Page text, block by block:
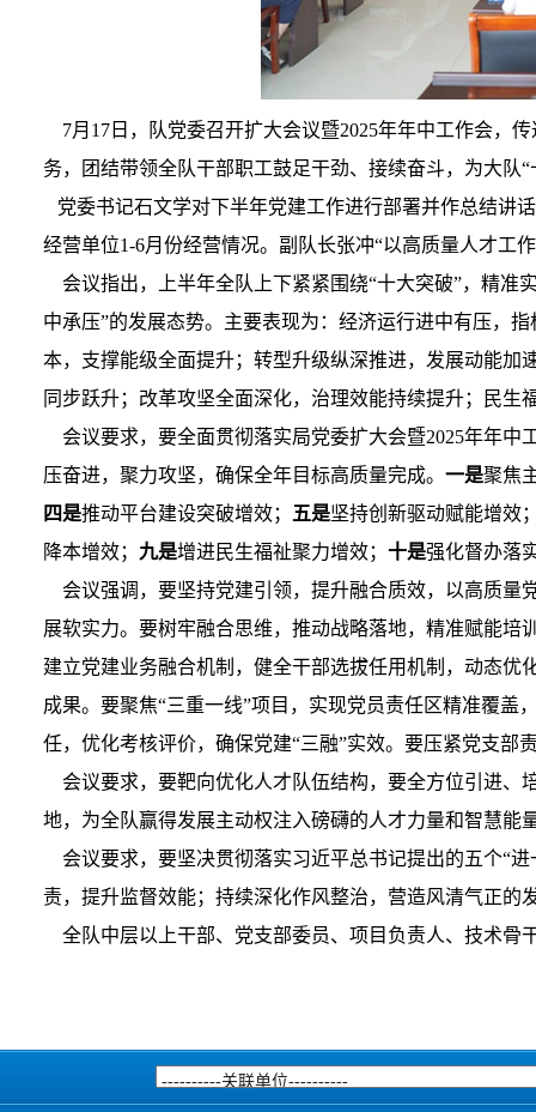
7月17日，队党委召开扩大会议暨2025年年中工作会，
务，团结带领全队干部职工鼓足干劲、接续奋斗，为大队
党委书记石文学对下半年党建工作进行部署并作总结讲
经营单位1-6月份经营情况。副队长张冲“以高质量人才工
会议指出，上半年全队上下紧紧围绕“十大突破”，精准
中承压”的发展态势。主要表现为：经济运行进中有压，
本，支撑能级全面提升；转型升级纵深推进，发展动能
同步跃升；改革攻坚全面深化，治理效能持续提升；民生
会议要求，要全面贯彻落实局党委扩大会暨2025年年中
压奋进，聚力攻坚，确保全年目标高质量完成。 一是聚焦
四是推动平台建设突破增效； 五是坚持创新驱动赋能增效
降本增效； 九是增进民生福祉聚力增效； 十是强化督办落
会议强调，要坚持党建引领，提升融合质效，以高质量
展软实力。要树牢融合思维，推动战略落地，精准赋能培
建立党建业务融合机制，健全干部选拔任用机制，动态优
成果。要聚焦“三重一线”项目，实现党员责任区精准覆
任，优化考核评价，确保党建“三融”实效。要压紧党支部
会议要求，要靶向优化人才队伍结构，要全方位引进、
地，为全队赢得发展主动权注入磅礴的人才力量和智慧能
会议要求，要坚决贯彻落实习近平总书记提出的五个“
责，提升监督效能；持续深化作风整治，营造风清气正的
全队中层以上干部、党支部委员、项目负责人、技术骨